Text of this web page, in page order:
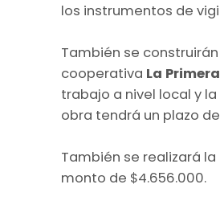
los instrumentos de
También se
cooperativa La
trabajo a nivel local y
obra tendrá un plazo
También se realizará la
monto de $4.656.000.